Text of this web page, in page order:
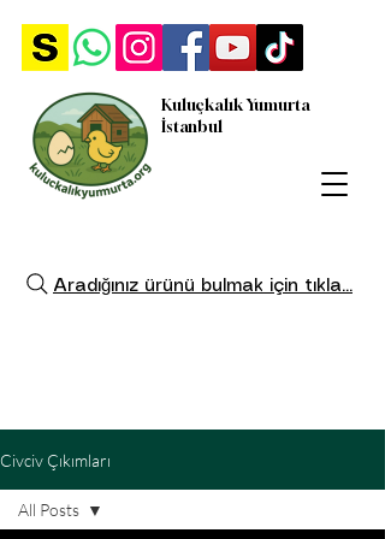
Kuluçkalık Yumurta
İstanbul
Aradığınız ürünü bulmak için tıkla...
Civciv Çıkımları
All Posts